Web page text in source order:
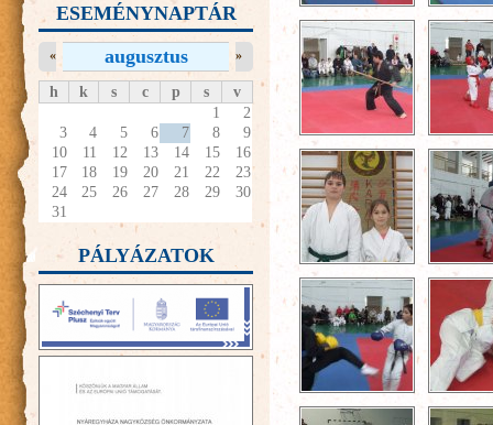
ESEMÉNYNAPTÁR
augusztus
« »
h k s c p s
v
1
2
3
4 5 6 7 8
9
10
11 12 13 14 15
16
17
18 19 20 21 22
23
24
25 26 27 28 29
30
31
PÁLYÁZATOK